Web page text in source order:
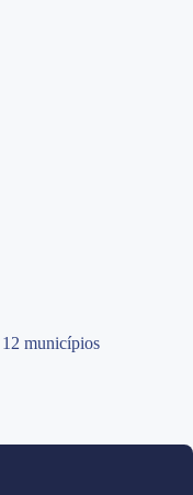
municípios